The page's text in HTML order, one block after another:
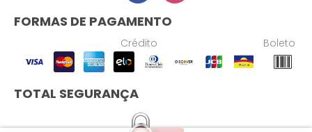
FORMAS DE PAGAMENTO
Crédito Boleto
TOTAL SEGURANÇA